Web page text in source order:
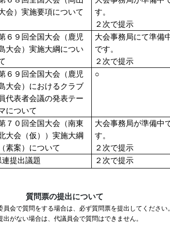
会）実施要項について
す。
２次で提示
６９回全国大会（鹿児
大会）実施大綱につい
大会事務局にて準備
です。
２次で提示
６９回全国大会（鹿児
大会）におけるクラブ
員代表者会議の発表テー
について
○
７０回全国大会（南東
大会（仮））実施大綱
（素案）について
大会事務局が準備中
す。
２次で提示
連提出議題 ２次で提示
提出について
会で質問をする場合は、必ず質問票を提出してください
い場合は、代議員会で質問はできません。